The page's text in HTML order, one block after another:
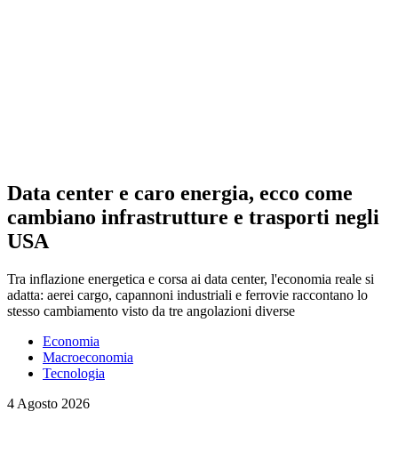
Data center e caro energia, ecco come
cambiano infrastrutture e trasporti negli
USA
Tra inflazione energetica e corsa ai data center, l'economia reale si
adatta: aerei cargo, capannoni industriali e ferrovie raccontano lo
stesso cambiamento visto da tre angolazioni diverse
Economia
Macroeconomia
Tecnologia
4 Agosto 2026